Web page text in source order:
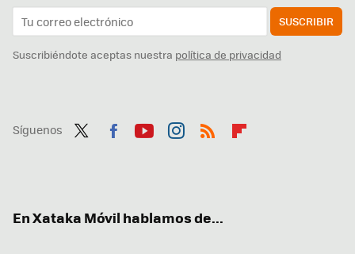
SUSCRIBIR
Suscribiéndote aceptas nuestra política de privacidad
Síguenos
En Xataka Móvil hablamos de...